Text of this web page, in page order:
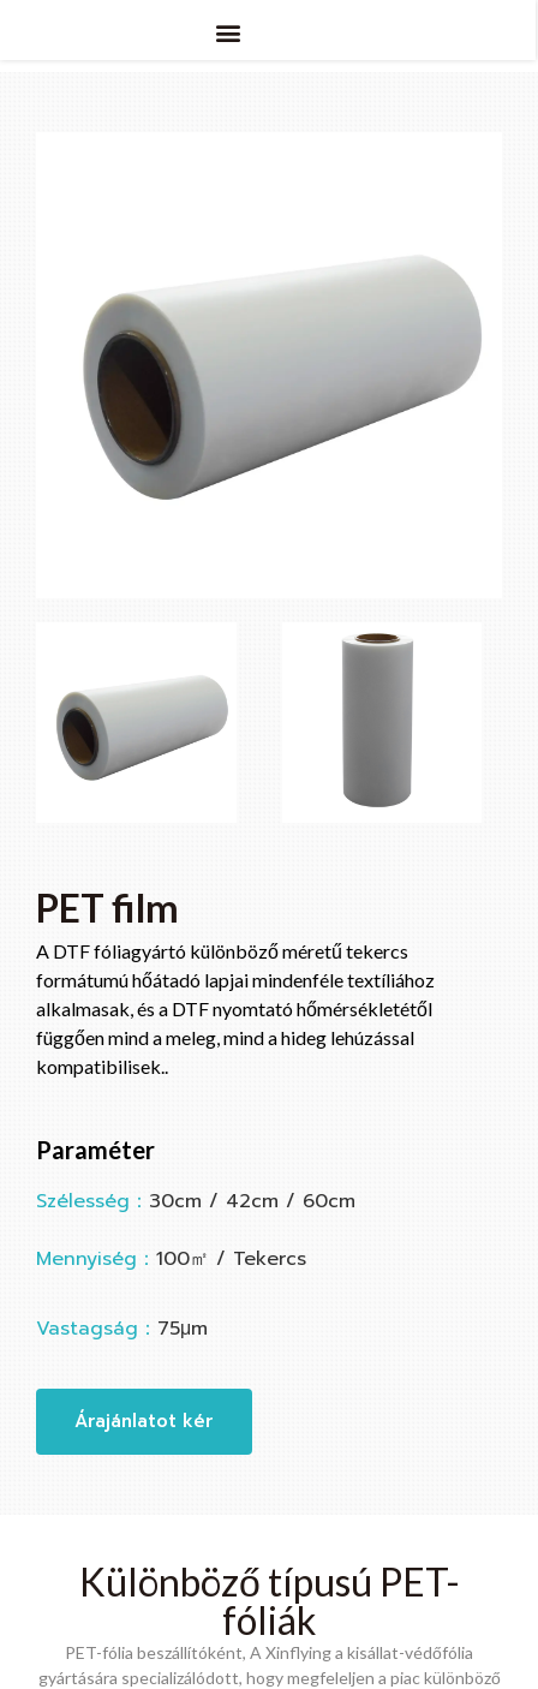
PET film
A DTF fóliagyártó különböző méretű tekercs
formátumú hőátadó lapjai mindenféle textíliához
alkalmasak, és a DTF nyomtató hőmérsékletétől
függően mind a meleg, mind a hideg lehúzással
kompatibilisek..
Paraméter
Szélesség： 30cm / 42cm / 60cm
Mennyiség： 100㎡ / Tekercs
Vastagság： 75μm
Árajánlatot kér
Különböző típusú PET-
fóliák
PET-fólia beszállítóként, A Xinflying a kisállat-védőfólia
gyártására specializálódott, hogy megfeleljen a piac különböző